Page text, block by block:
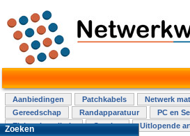
Aanbiedingen Patchkabels Netwerk
Gereedschap
Randapparatuur PC en
Elektra installatie
Overige Uitlopende
Zoeken